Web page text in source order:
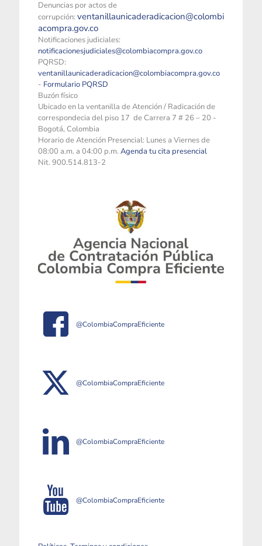
Denuncias por actos de
corrupción: ventanillaunicaderadicacion@colombi
acompra.gov.co
Notificaciones judiciales:
notificacionesjudiciales@colombiacompra.gov.co
PQRSD:
ventanillaunicaderadicacion@colombiacompra.gov.co
- Formulario PQRSD
Buzón físico
Ubicado en la ventanilla de Atención / Radicación de
correspondecia del piso 17 de Carrera 7 # 26 – 20 -
Bogotá, Colombia
Horario de Atención Presencial: Lunes a Viernes de
08:00 a.m. a 04:00 p.m. Agenda tu cita presencial
Nit. 900.514.813-2
@ColombiaCompraEficiente
@ColombiaCompraEficiente
@ColombiaCompraEficiente
@ColombiaCompraEficiente